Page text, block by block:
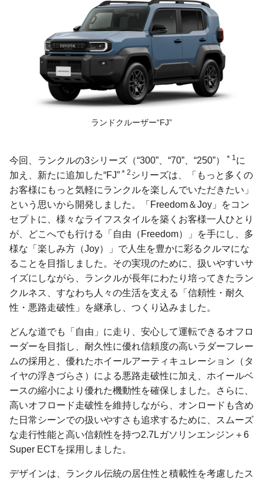
ランドクルーザー“FJ”
今回、ランクルの3シリーズ（“300”、“70”、“250”） ＊1に
加え、新たに追加した“FJ” ＊2 シリーズは、「もっと多くの
お客様にもっと気軽にランクルを楽しんでいただきたい」
という思いから開発しました。「Freedom＆Joy」をコン
セプトに、様々なライフスタイルを築くお客様一人ひとり
が、どこへでも行ける「自由（Freedom）」を手にし、多
様な「楽しみ方（Joy）」で人生を豊かに彩るクルマにな
ることを目指しました。その実現のために、扱いやすいサ
イズにしながら、ランクルが長年にわたり培ってきたラン
クルネス、すなわち人々の生活を支える「信頼性・耐久
性・悪路走破性」を継承し、つくり込みました。
どんな道でも「自由」に走り、安心して運転できるオフロ
ーダーを目指し、耐久性に優れ信頼度の高いラダーフレー
ムの採用と、優れたホイールアーティキュレーション（タ
イヤの浮きづらさ）による悪路走破性に加え、ホイールベ
ースの縮小により優れた機動性を確保しました。さらに、
高いオフロード走破性を維持しながら、オンロードも含め
た日常シーンでの扱いやすさも追求するために、スムーズ
な走行性能と高い信頼性を持つ2.7Lガソリンエンジン＋6
Super ECTを採用しました。
デザインは、ランクル伝統の居住性と積載性を考慮したス